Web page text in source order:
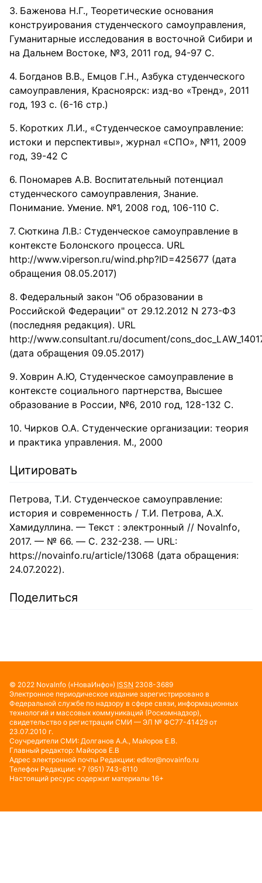
Баженова Н.Г., Теоретические основания
конструирования студенческого самоуправления,
Гуманитарные исследования в восточной Сибири и
на Дальнем Востоке, №3, 2011 год, 94-97 С.
Богданов В.В., Емцов Г.Н., Азбука студенческого
самоуправления, Красноярск: изд-во «Тренд», 2011
год, 193 с. (6-16 стр.)
Коротких Л.И., «Студенческое самоуправление:
истоки и перспективы», журнал «СПО», №11, 2009
год, 39-42 С
Пономарев А.В. Воспитательный потенциал
студенческого самоуправления, Знание.
Понимание. Умение. №1, 2008 год, 106-110 С.
Сюткина Л.В.: Студенческое самоуправление в
контексте Болонского процесса. URL
http://www.viperson.ru/wind.php?ID=425677 (дата
обращения 08.05.2017)
Федеральный закон "Об образовании в
Российской Федерации" от 29.12.2012 N 273-ФЗ
(последняя редакция). URL
http://www.consultant.ru/document/
(дата обращения 09.05.2017)
Ховрин А.Ю, Студенческое самоуправление в
контексте социального партнерства, Высшее
образование в России, №6, 2010 год, 128-132 С.
Чирков О.А. Студенческие организации: теория
и практика управления. М., 2000
Цитировать
Петрова, Т.И. Студенческое самоуправление:
история и современность / Т.И. Петрова, А.Х.
Хамидуллина. — Текст : электронный // NovaInfo,
2017. — № 66. — С. 232-238. — URL:
https://novainfo.ru/article/13068 (дата обращения:
24.07.2022).
Поделиться
© 2022 NovaInfo («НоваИнфо») ISSN 2308-3689
Электронное периодическое издание зарегистрировано в
Федеральной службе по надзору в сфере связи, информационных
технологий и массовых коммуникаций (Роскомнадзор),
свидетельство о регистрации СМИ — ЭЛ № ФС77-41429 от
23.07.2010 г.
Соучредители СМИ: Долганов А.А., Майоров Е.В.
Главный редактор: Майоров Е.В
Адрес электронной почты Редакции: editor@novainfo.ru
Телефон Редакции: +7 (951) 743-6110
Настоящий ресурс содержит материалы 16+